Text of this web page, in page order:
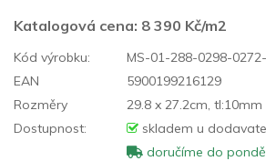
Katalogová cena: 8 390 Kč/m2
Kód výrobku:
MS-01-288-0298-
EAN
5900199216129
Rozměry
29.8 x 27.2cm, tl:10mm
Dostupnost:
skladem u
doručíme do